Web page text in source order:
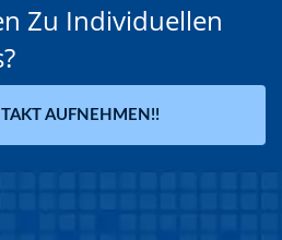
Zu Individuellen
AUFNEHMEN!!